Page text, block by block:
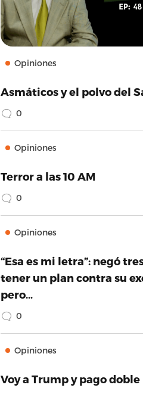
Opiniones
Asmáticos y el polvo del
0
Opiniones
Terror a las 10 AM
0
Opiniones
“Esa es mi letra”: negó
tener un plan contra su
pero…
0
Opiniones
Voy a Trump y pago doble